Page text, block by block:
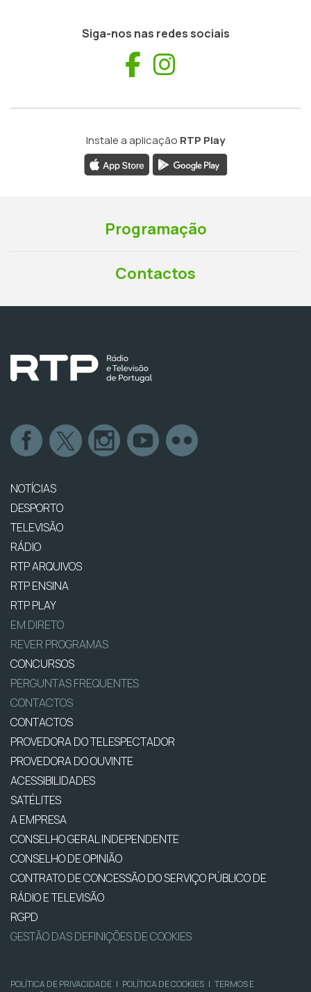
Siga-nos nas redes sociais
Facebook
Instale a aplicação RTP Play
Programação
Contactos
NOTÍCIAS
DESPORTO
TELEVISÃO
RÁDIO
RTP ARQUIVOS
RTP ENSINA
RTP PLAY
EM DIRETO
REVER PROGRAMAS
CONCURSOS
PERGUNTAS FREQUENTES
CONTACTOS
CONTACTOS
PROVEDORA DO TELESPECTADOR
PROVEDORA DO OUVINTE
ACESSIBILIDADES
SATÉLITES
A EMPRESA
CONSELHO GERAL INDEPENDENTE
CONSELHO DE OPINIÃO
CONTRATO DE CONCESSÃO DO SERVIÇO PÚBLICO DE
RÁDIO E TELEVISÃO
RGPD
GESTÃO DAS DEFINIÇÕES DE COOKIES
POLÍTICA DE PRIVACIDADE | POLÍTICA DE COOKIES | TERMOS E